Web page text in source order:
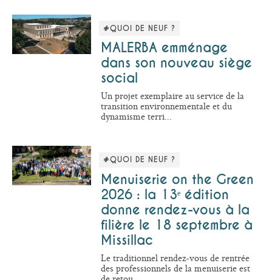
#QUOI DE NEUF ?
MALERBA emménage
dans son nouveau siège
social
Un projet exemplaire au service de la
transition environnementale et du
dynamisme terri...
#QUOI DE NEUF ?
Menuiserie on the Green
2026 : la 13ᵉ édition
donne rendez-vous à la
filière le 18 septembre à
Missillac
Le traditionnel rendez-vous de rentrée
des professionnels de la menuiserie est